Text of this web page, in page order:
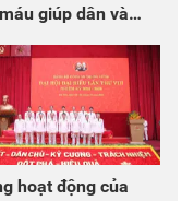
giúp dân và
đội
hoạt động của